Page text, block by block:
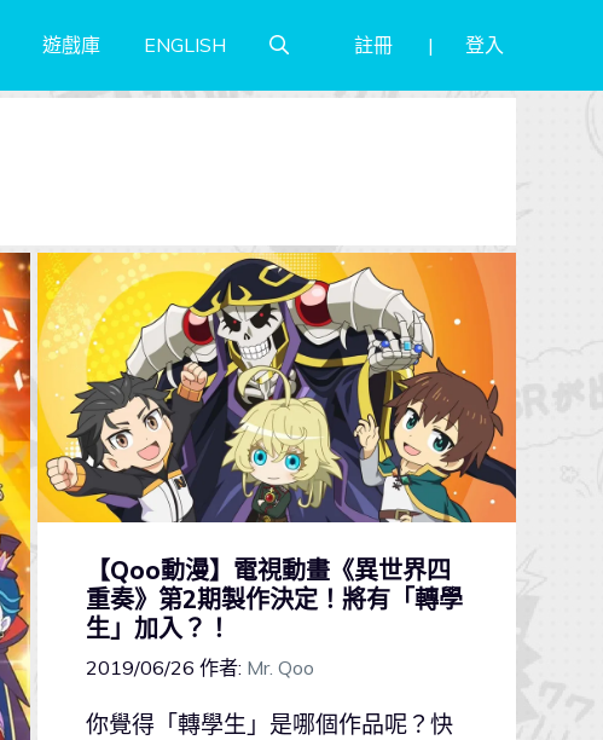
遊戲庫 ENGLISH 註冊 登入
【Qoo動漫】電視動畫《異世界四
重奏》第2期製作決定！將有「轉學
生」加入？！
2019/06/26 作者: Mr. Qoo
你覺得「轉學生」是哪個作品呢？快